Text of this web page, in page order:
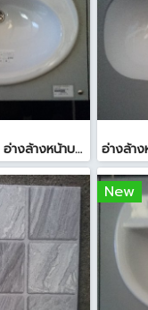
TF-0477-WT อ่างล้างหน้าบนเคาน์เตอร์ สีขาว
New